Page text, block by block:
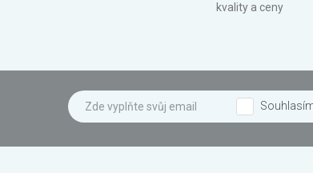
kvality a ceny